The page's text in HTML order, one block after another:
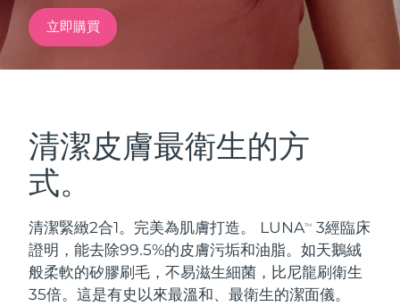
立即購買
清潔皮膚最衛生的方
式。
清潔緊緻2合1。完美為肌膚打造。 LUNATM
3經臨床
證明，能去除99.5%的皮膚污垢和油脂。如天鵝絨
般柔軟的矽膠刷毛，不易滋生細菌，比尼龍刷衛生
35倍。這是有史以來最溫和、最衛生的潔面儀。
紅光療法
LUNA™ 4 套裝
Anti-aging massage
BEAR™ 2 套裝
Microcurrent toning
加拿大 預計送達日期
奧地利 預計送達日期
巴林
比利時 8/9/26
百慕達 預計送達日期8/15/26
波士尼亞與赫塞哥維納 預計送達日期8/12/26